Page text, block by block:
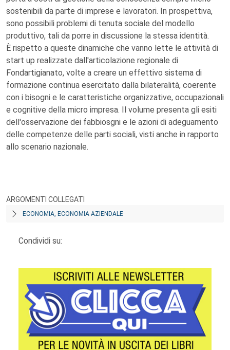
sostenibili da parte di imprese e lavoratori. In prospettiva,
sono possibili problemi di tenuta sociale del modello
produttivo, tali da porre in discussione la stessa identità.
È rispetto a queste dinamiche che vanno lette le attività di
start up realizzate dall'articolazione regionale di
Fondartigianato, volte a creare un effettivo sistema di
formazione continua esercitato dalla bilateralità, coerente
con i bisogni e le caratteristiche organizzative, occupazionali
e cognitive della micro impresa. Il volume presenta gli esiti
dell'osservazione dei fabbiosgni e le azioni di adeguamento
delle competenze delle parti sociali, visti anche in rapporto
allo scenario nazionale.
ARGOMENTI COLLEGATI
ECONOMIA, ECONOMIA AZIENDALE
Condividi su: